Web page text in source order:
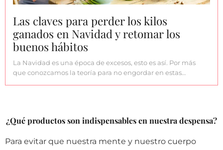
Las claves para perder los kilos
ganados en Navidad y retomar los
buenos hábitos
La Navidad es una época de excesos, esto es así. Por más
que conozcamos la teoría para no engordar en estas…
¿Qué productos son indispensables en nuestra despensa?
Para evitar que nuestra mente y nuestro cuerpo